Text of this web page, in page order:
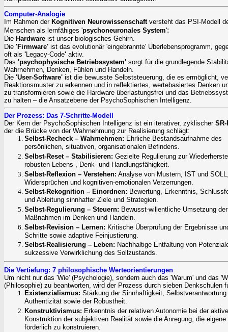
Computer-Analogie
Im Rahmen der Kognitiven Neurowissenschaftversteht das PSI-Modell
Menschen als lernfähiges 'psychoneuronales System':
Die Hardware ist unser biologisches Gehirn.
Die 'Firmware' ist das evolutionär 'eingebrannte' Überlebensprogramm,
oft als 'Legacy-Code' aktiv.
Das 'psychophysische Betriebssystem' sorgt für die grundlegende
Wahrnehmen, Denken, Fühlen und Handeln.
Die 'User-Software' ist die bewusste Selbststeuerung, die es ermöglicht,
Reaktionsmuster zu erkennen und in reflektiertes, wertebasiertes Denken
zu transformieren sowie die Hardware überlastungsfrei und das
zu halten – die Ansatzebene der PsychoSophischen Intelligenz.
Der Prozess: Das 7-Schritte-Modell
Der Kern der PsychoSophischen Intelligenz ist ein iterativer, zyklischer
der die Brücke von der Wahrnehmung zur Realisierung schlägt:
Selbst-Recheck – Wahrnehmen: Ehrliche Bestandsaufnahme des
persönlichen, situativen, organisationalen Befindens.
Selbst-Reset – Stabilisieren: Gezielte Regulierung zur
robusten Lebens-, Denk- und Handlungsfähigkeit.
Selbst-Reflexion – Verstehen: Analyse von Mustern, IST und
Widersprüchen und kognitiven-emotionalen Verzerrungen.
Selbst-Rekognition – Einordnen: Bewertung, Erkenntnis,
und Ableitung sinnhafter Ziele und Strategien.
Selbst-Regulierung – Steuern: Bewusst-willentliche Umsetzung
Maßnahmen im Denken und Handeln.
Selbst-Revision – Lernen: Kritische Überprüfung der Ergebnisse
Schritte sowie adaptive Feinjustierung.
Selbst-Realisierung – Leben: Nachhaltige Entfaltung von
sukzessive Verwirklichung des Sollzustands.
Die Vertiefung: 7 philosophische Werteorientierungen
Um nicht nur das 'Wie' (Psychologie), sondern auch das 'Warum' und das
(Philosophie) zu beantworten, wird der Prozess durch sieben Denkschulen
Existenzialismus: Stärkung der Sinnhaftigkeit, Selbstverantwortung
Authentizität sowie der Robustheit.
Konstruktivismus: Erkenntnis der relativen Autonomie bei der
Konstruktion der subjektiven Realität sowie die Anregung, die eigene
förderlich zu konstruieren.